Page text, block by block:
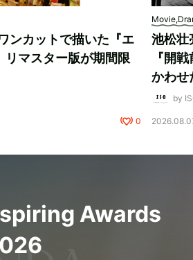
ンカットで描いた『エ
リマスター版が期間限
0
池松壮
『開
かわせ
by
Awards